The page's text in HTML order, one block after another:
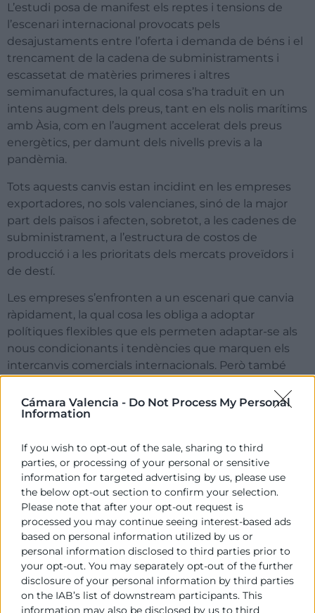
Cámara Valencia - Do Not Process My Personal
Information
If you wish to opt-out of the sale, sharing to third
parties, or processing of your personal or sensitive
information for targeted advertising by us, please use
the below opt-out section to confirm your selection.
Please note that after your opt-out request is
processed you may continue seeing interest-based ads
based on personal information utilized by us or
personal information disclosed to third parties prior to
your opt-out. You may separately opt-out of the further
disclosure of your personal information by third parties
on the IAB’s list of downstream participants. This
information may also be disclosed by us to third
L’estudi posa de manifest els reptes i tensions de
l’escenari internacional provocats pels
desajustaments entre l’oferta i demanda de béns i el
trencament de la cadena de subministraments i
escassetat de matèries primeres i altres
semimanufactures, la qual cosa s’ha traduït en un
intens augment dels preus, tant en els nolis marítims
amb Àsia, com en l’augment accelerat dels preus
energètics, per damunt dels nivells previs a la
pandèmia.
Tots aquests canvis estan incidint en les empreses
exportadores, no sols valencianes, sinó de la major
part dels països i afecten, sobretot, a les cadenes de
subministrament, a l’estructura de costos de
producció i a les prioritats dels mercats proveïdors i
de destí.
Les empreses s’enfronten a un escenari que canvia
ràpidament, la qual cosa les obliga a adoptar
polítiques flexibles que els permeten adaptar-se als
nous condicionants i tendències que marquen els
intercanvis comercials internacionals. Però també
nínxols de mercat i oportunitats que sorgeixen amb
aquests canvis.
Entre les principals conclusions de l’estudi
destaquen les següents:
Les cadenes de subministrament internacionals
i les estructures de costos de les empreses
s’estan veient afectades notablement, la qual
cosa s’està traduint en una major propensió a
l’escurçament de les cadenes de
subministrament, desviació de comerç, canvis
en les polítiques d’estoc (augmentar els estocs
enfront del just in time) i diversificació de